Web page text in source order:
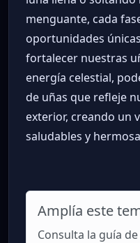
menguante, cada
oportunidades
fortalecer nuestras
energía celestial,
de uñas que refleje
exterior, creando un
saludables y
Amplía este
Consulta la guía